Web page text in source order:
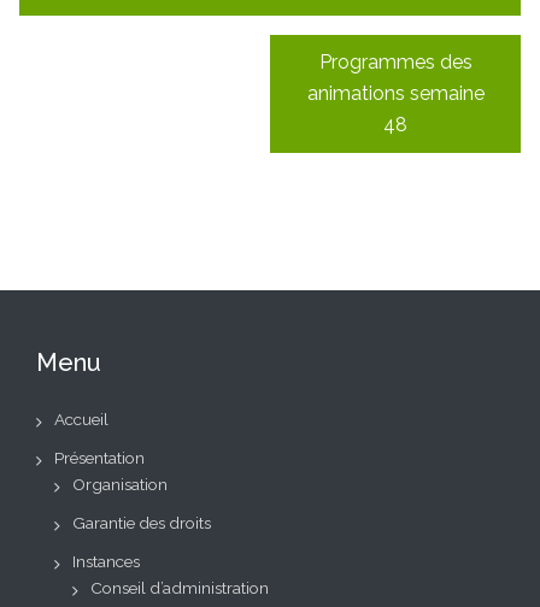
l’article
Programmes des
animations semaine
48
Menu
Accueil
Présentation
Organisation
Garantie des droits
Instances
Conseil d’administration